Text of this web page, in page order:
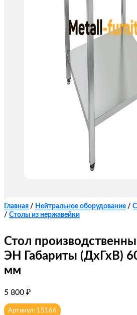
Главная / Нейтральное оборудование /
/ Столы из нержавейки
Стол
ЭН Габариты (ДхГхВ)
мм
5 800 ₽
Артикул: 15166